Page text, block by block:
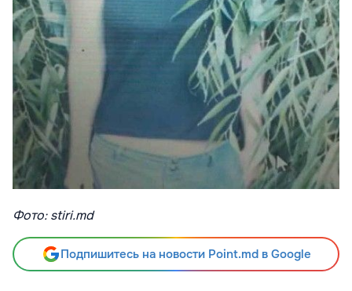
Фото: stiri.md
Подпишитесь на новости Point.md в Google